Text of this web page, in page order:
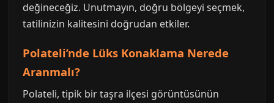
değineceğiz. Unutmayın, doğru bölgeyi seçmek,
tatilinizin kalitesini doğrudan etkiler.
Polateli’nde Lüks Konaklama Nerede
Aranmalı?
Polateli, tipik bir taşra ilçesi görüntüsünün